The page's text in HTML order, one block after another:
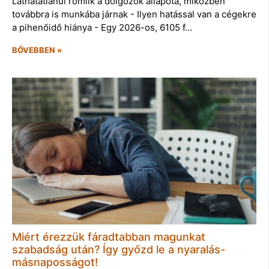
továbbra is munkába járnak - Ilyen hatással van a cégekre
a pihenőidő hiánya - Egy 2026-os, 6105 f…
BŐVEBBEN »
Miért érezzük fáradtabban magunkat
szabadság után? Így győzd le a nyaralás-
másnaposságot!